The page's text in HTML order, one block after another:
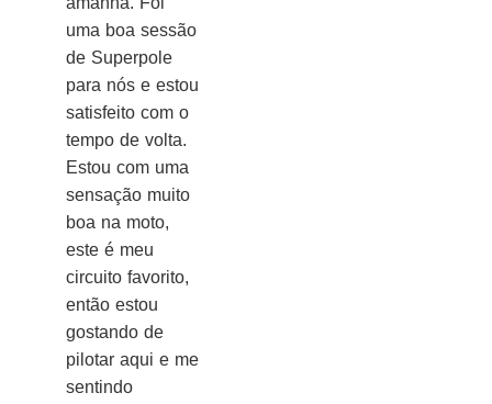
uma boa sessão
de Superpole
para nós e estou
satisfeito com o
tempo de volta.
Estou com uma
sensação muito
boa na moto,
este é meu
circuito favorito,
então estou
gostando de
pilotar aqui e me
sentindo